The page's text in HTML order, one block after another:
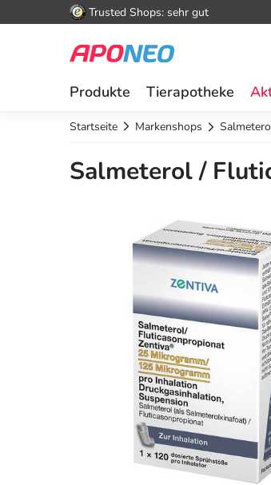
Trusted Shops: sehr gut
Produkte Tierapotheke
Startseite Markenshops
Salmeterol /